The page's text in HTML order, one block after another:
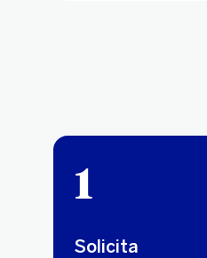
1
Solicita